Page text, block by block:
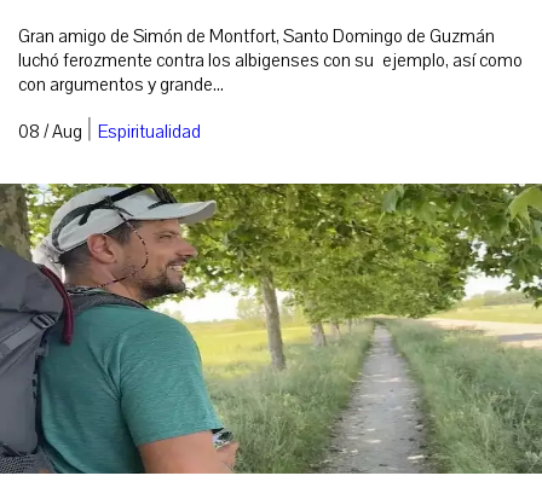
Gran amigo de Simón de Montfort, Santo Domingo de Guzmán
luchó ferozmente contra los albigenses con su ejemplo, así como
con argumentos y grande...
08 / Aug | Espiritualidad